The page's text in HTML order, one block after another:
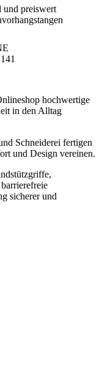
preiswert
hochwertige
in den Alltag
Schneiderei fertigen
und Design vereinen.
sicherer und